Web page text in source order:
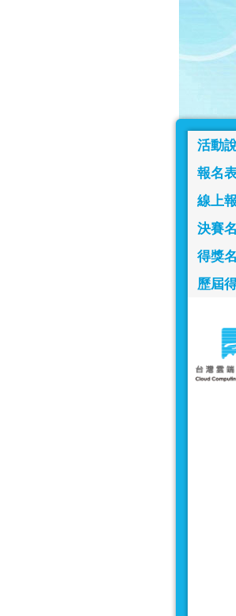
活動
報名
線上
決賽
得獎
歷屆